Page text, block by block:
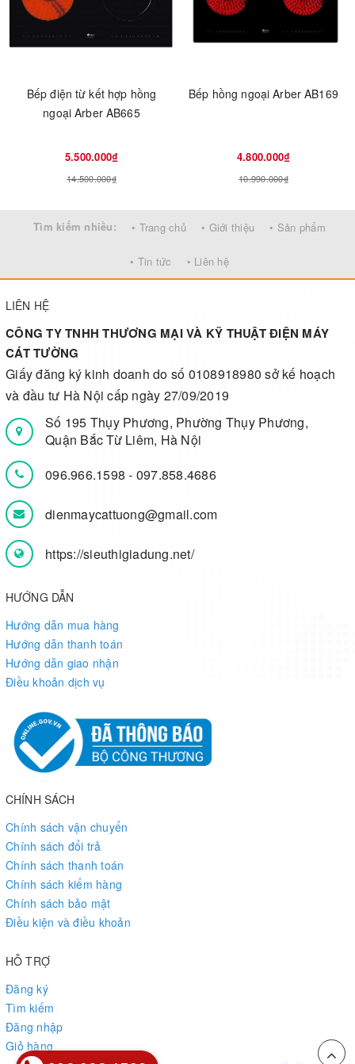
Bếp điện từ kết hợp hồng
ngoại Arber AB665
5.500.000₫
14.500.000₫
Bếp hồng ngoại Arber AB169
4.800.000₫
10.990.000₫
Tìm kiếm nhiều: • Trang chủ • Giới thiệu • Sản phẩm
• Tin tức • Liên hệ
LIÊN HỆ
CÔNG TY TNHH THƯƠNG MẠI VÀ KỸ THUẬT ĐIỆN MÁY
CÁT TƯỜNG
Giấy đăng ký kinh doanh do số 0108918980 sở kế hoạch
và đầu tư Hà Nội cấp ngày 27/09/2019
Số 195 Thụy Phương, Phường Thụy Phương,
Quận Bắc Từ Liêm, Hà Nội
096.966.1598- 097.858.4686
dienmaycattuong@gmail.com
https://sieuthigiadung.net/
HƯỚNG DẪN
Hướng dẫn mua hàng
Hướng dẫn thanh toán
Hướng dẫn giao nhận
Điều khoản dịch vụ
CHÍNH SÁCH
Chính sách vận chuyển
Chính sách đổi trả
Chính sách thanh toán
Chính sách kiểm hàng
Chính sách bảo mật
Điều kiện và điều khoản
HỖ TRỢ
Đăng ký
Tìm kiếm
Đăng nhập
Giỏ hàng